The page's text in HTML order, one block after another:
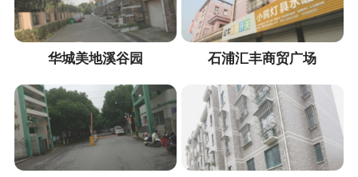
华城美地溪谷园 石浦汇丰商贸广场